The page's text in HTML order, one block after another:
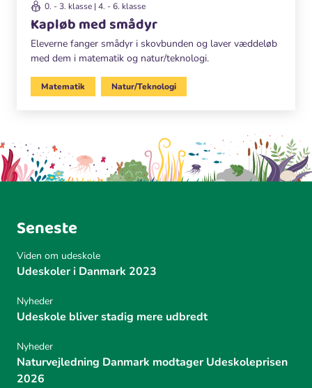
0. - 3. klasse | 4. - 6. klasse
Kapløb med smådyr
Eleverne fanger smådyr i skovbunden og laver væddeløb
med dem i matematik og natur/teknologi.
Matematik Natur/Teknologi
Seneste
Viden om udeskole
Udeskoler i Danmark 2023
Nyheder
Udeskole bliver stadig mere udbredt
Nyheder
Naturvejledning Danmark modtager Udeskoleprisen
2026